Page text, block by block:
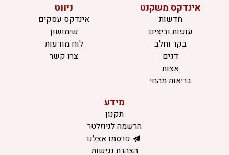
אינדקס משקנט
חדשות
עופות וביצים
בקר וחלב
דגים
אצות
בריאות מהחי
ניווט
אינדקס עסקים
שימושון
לוח מודעות
צרו קשר
מידע
תקנון
הרשמה לניוזלטר
פרסמו אצלנו
הצהרת נגישות